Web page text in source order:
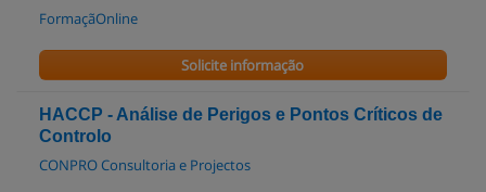
FormaçãOnline
Solicite informação
HACCP - Análise de Perigos e Pontos Críticos de
Controlo
CONPRO Consultoria e Projectos